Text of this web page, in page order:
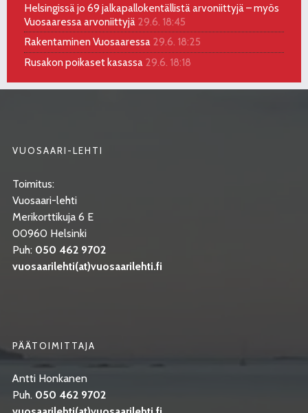
Helsingissä jo 69 jalkapallokentällistä arvoniittyjä – myös
Vuosaaressa arvoniittyjä 29.6. 18:45
Rakentaminen Vuosaaressa 29.6. 18:25
Rusakon poikaset kasassa 29.6. 18:18
VUOSAARI-LEHTI
Toimitus:
Vuosaari-lehti
Merikorttikuja 6 E
00960 Helsinki
Puh: 050 462 9702
vuosaarilehti(at)vuosaarilehti.fi
PÄÄTOIMITTAJA
Antti Honkanen
Puh. 050 462 9702